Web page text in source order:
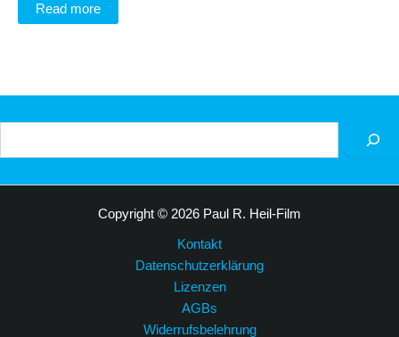
Read more
Copyright © 2026 Paul R. Heil-Film
Kontakt
Datenschutzerklärung
Lizenzen
AGBs
Widerrufsbelehrung